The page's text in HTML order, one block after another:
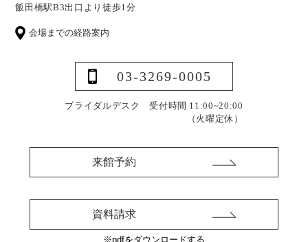
飯田橋駅B3出口より徒歩1分
会場までの経路案内
03-3269-0005
ブライダルデスク 受付時間 11:00~20:00
（火曜定休）
来館予約
資料請求
※pdfをダウンロードする